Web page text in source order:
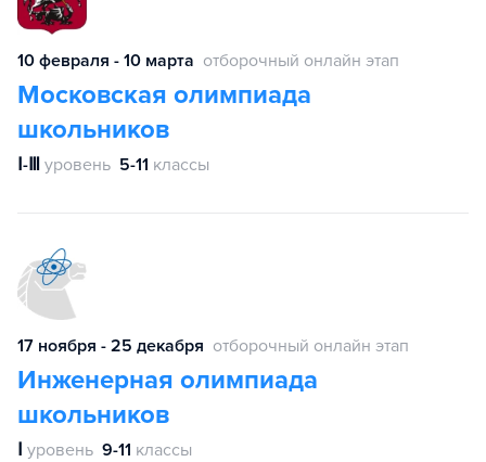
10 февраля - 10 марта отборочный онлайн этап
Московская олимпиада
школьников
Ⅰ-Ⅲ уровень 5-11 классы
17 ноября - 25 декабря отборочный онлайн этап
Инженерная олимпиада
школьников
Ⅰ уровень 9-11 классы